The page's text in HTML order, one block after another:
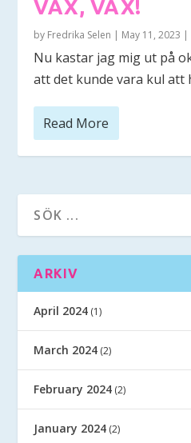
VÄX, VÄX!
by Fredrika Selen | May 11, 2023 |
Nu kastar jag mig ut på
att det kunde vara kul att
Read More
ARKIV
April 2024 (1)
March 2024 (2)
February 2024 (2)
January 2024 (2)